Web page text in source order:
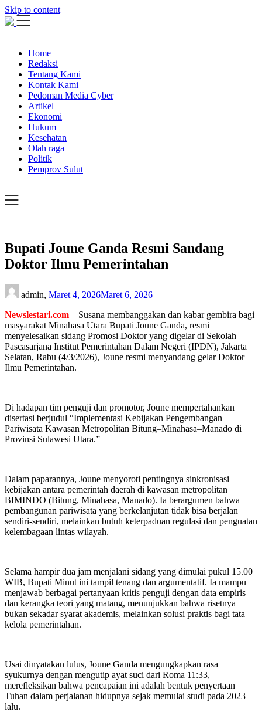
Skip to content
Home
Redaksi
Tentang Kami
Kontak Kami
Pedoman Media Cyber
Artikel
Ekonomi
Hukum
Kesehatan
Olah raga
Politik
Pemprov Sulut
Bupati Joune Ganda Resmi Sandang
Doktor Ilmu Pemerintahan
admin, Maret 4, 2026Maret 6, 2026
Newslestari.com – Susana membanggakan dan kabar gembira bagi
masyarakat Minahasa Utara Bupati Joune Ganda, resmi
menyelesaikan sidang Promosi Doktor yang digelar di Sekolah
Pascasarjana Institut Pemerintahan Dalam Negeri (IPDN), Jakarta
Selatan, Rabu (4/3/2026), Joune resmi menyandang gelar Doktor
Ilmu Pemerintahan.
Di hadapan tim penguji dan promotor, Joune mempertahankan
disertasi berjudul “Implementasi Kebijakan Pengembangan
Pariwisata Kawasan Metropolitan Bitung–Minahasa–Manado di
Provinsi Sulawesi Utara.”
Dalam paparannya, Joune menyoroti pentingnya sinkronisasi
kebijakan antara pemerintah daerah di kawasan metropolitan
BIMINDO (Bitung, Minahasa, Manado). Ia berargumen bahwa
pembangunan pariwisata yang berkelanjutan tidak bisa berjalan
sendiri-sendiri, melainkan butuh keterpaduan regulasi dan penguatan
kelembagaan lintas wilayah.
Selama hampir dua jam menjalani sidang yang dimulai pukul 15.00
WIB, Bupati Minut ini tampil tenang dan argumentatif. Ia mampu
menjawab berbagai pertanyaan kritis penguji dengan data empiris
dan kerangka teori yang matang, menunjukkan bahwa risetnya
bukan sekadar syarat akademis, melainkan solusi praktis bagi tata
kelola pemerintahan.
Usai dinyatakan lulus, Joune Ganda mengungkapkan rasa
syukurnya dengan mengutip ayat suci dari Roma 11:33,
merefleksikan bahwa pencapaian ini adalah bentuk penyertaan
Tuhan dalam perjalanan hidupnya sejak memulai studi pada 2023
lalu.